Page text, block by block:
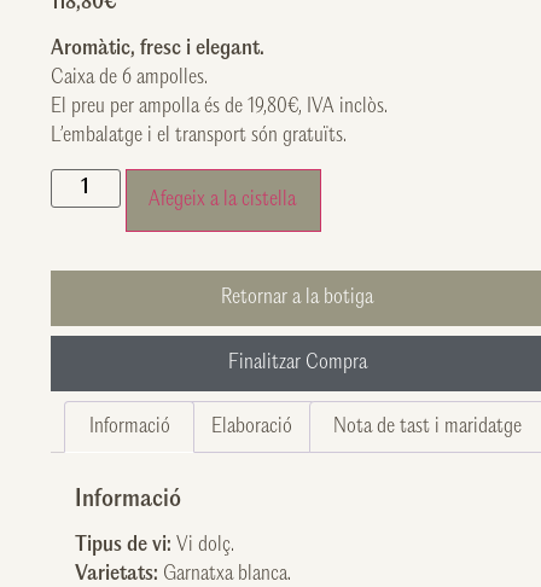
Aromàtic, fresc i elegant.
Caixa de 6 ampolles.
El preu per ampolla és de 19,80€, IVA inclòs.
L’embalatge i el transport són gratuïts.
Afegeix a la cistella
Retornar a la botiga
Finalitzar Compra
Informació Elaboració Nota de tast i maridatge
Informació
Tipus de vi: Vi dolç.
Varietats: Garnatxa blanca.